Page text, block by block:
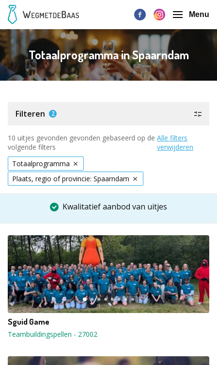
Menu
Totaalprogramma in Spaarndam
Filteren 2
10 uitjes gevonden gevonden gebaseerd op de
volgende filters
Alle filters
verwijderen
Totaalprogramma
Plaats, regio of provincie: Spaarndam
Kwalitatief aanbod van uitjes
Sguid Game
Teambuildingspellen - 27002